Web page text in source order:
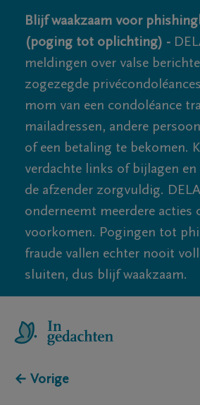
Blijf waakzaam voor
(poging tot oplichting) -
meldingen over valse
zogezegde
mom van een condoléance
mailadressen, andere
of een betaling te bekomen.
verdachte links of bijlagen
de afzender zorgvuldig. DELA
onderneemt meerdere acties
voorkomen. Pogingen tot
fraude vallen echter nooit
sluiten, dus blijf waakzaam.
← Vorige